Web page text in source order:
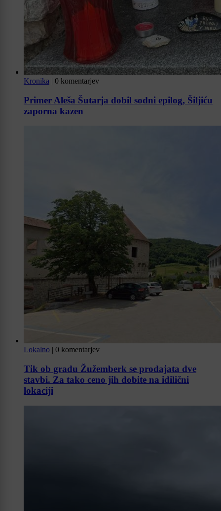
Kronika | 0 komentarjev
Primer Aleša Šutarja dobil sodni epilog, Šiljiću
zaporna kazen
Lokalno | 0 komentarjev
Tik ob gradu Žužemberk se prodajata dve
stavbi. Za tako ceno jih dobite na idilični
lokaciji